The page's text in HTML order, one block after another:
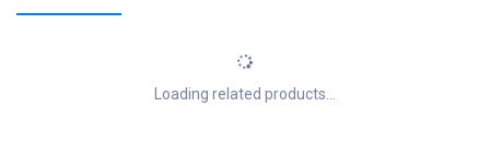
Loading related products...